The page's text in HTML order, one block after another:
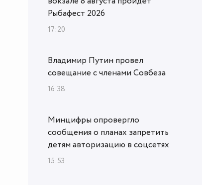
Рыбафест 2026
17:20
Владимир Путин провел
совещание с членами Совбеза
16:38
Минцифры опровергло
сообщения о планах запретить
детям авторизацию в соцсетях
15:53